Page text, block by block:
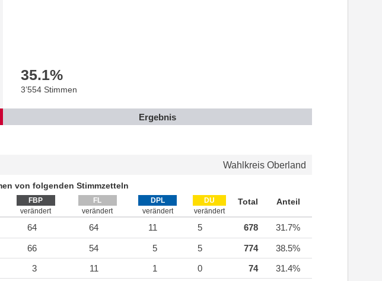
35.1%
3’554 Stimmen
Ergebnis
Wahlkreis Oberland
von folgenden Stimmzetteln
FBP
verändert
FL
verändert
DPL
verändert
DU
verändert
Total Anteil
64 64 11 5 678 31.7%
66 54 5 5 774
38.5%
3 11 1 0 74 31.4%